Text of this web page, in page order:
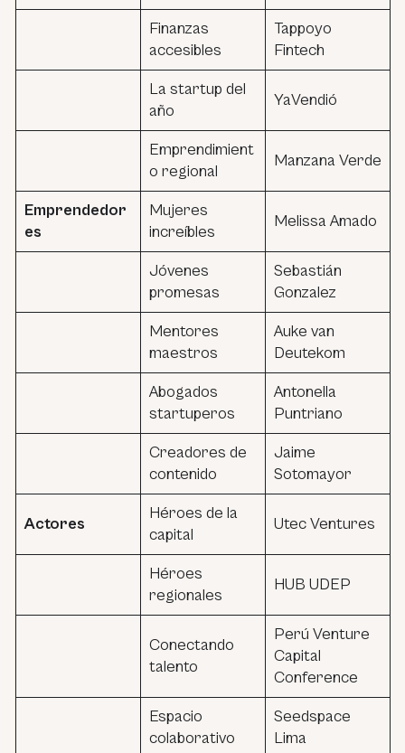
Finanzas
accesibles
Tappoyo
Fintech
La startup del
año
YaVendió
Emprendimient
o regional
Manzana Verde
Emprendedor
es
Mujeres
increíbles
Melissa Amado
Jóvenes
promesas
Sebastián
Gonzalez
Mentores
maestros
Auke van
Deutekom
Abogados
startuperos
Antonella
Puntriano
Creadores de
contenido
Jaime
Sotomayor
Actores
Héroes de la
capital
Utec Ventures
Héroes
regionales
HUB UDEP
Conectando
talento
Perú Venture
Capital
Conference
Espacio
colaborativo
Seedspace
Lima